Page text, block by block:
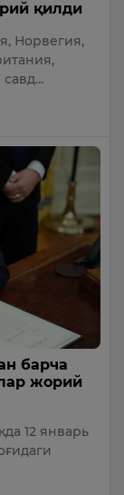
қилди
Норвегия,
барча
жорий
12 январь